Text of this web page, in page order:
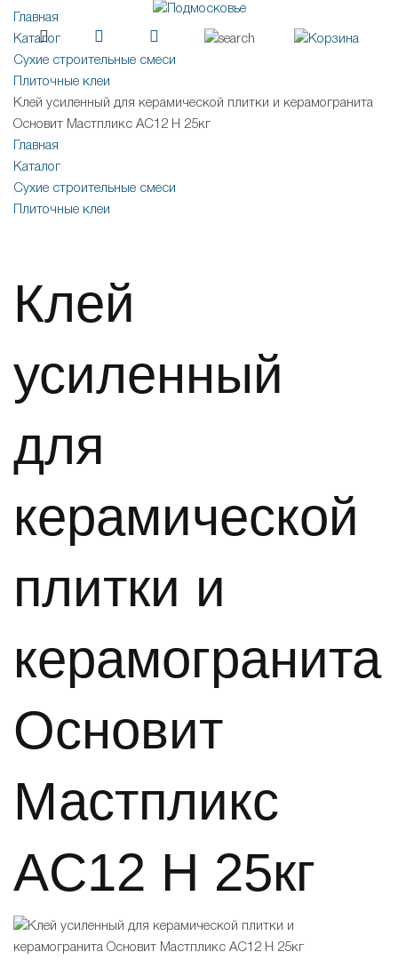
Главная
Каталог
Сухие строительные смеси
Плиточные клеи
Клей усиленный для керамической плитки и керамогранита
Основит Мастпликс AC12 H 25кг
Главная
Каталог
Сухие строительные смеси
Плиточные клеи
Клей
усиленный
для
керамической
плитки и
керамогранита
Основит
Мастпликс
AC12 H 25кг